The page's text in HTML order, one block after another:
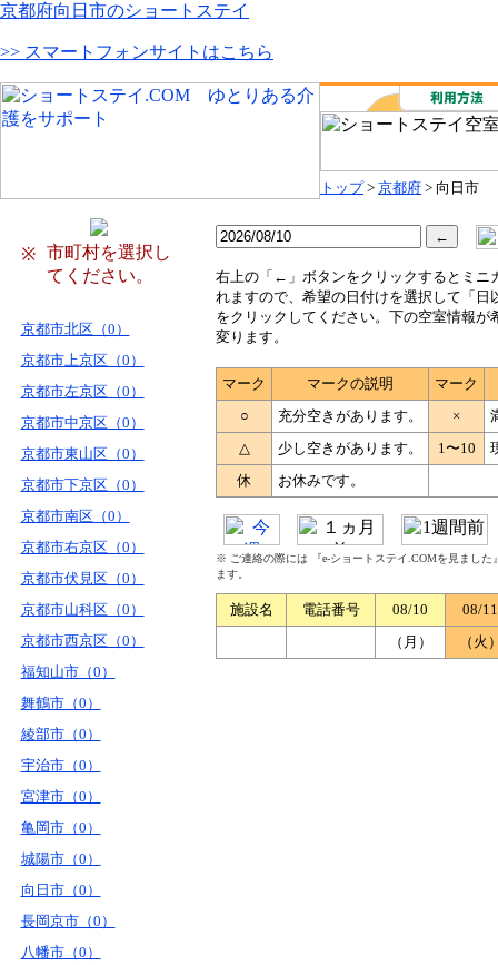
京都府向日市のショートステイ
>> スマートフォンサイトはこちら
トップ> 京都府 > 向日市
※
市町村を選択し
てください。
京都市北区（0）
京都市上京区（0）
京都市左京区（0）
京都市中京区（0）
京都市東山区（0）
京都市下京区（0）
京都市南区（0）
京都市右京区（0）
京都市伏見区（0）
京都市山科区（0）
京都市西京区（0）
福知山市（0）
舞鶴市（0）
綾部市（0）
宇治市（0）
宮津市（0）
亀岡市（0）
城陽市（0）
向日市（0）
長岡京市（0）
八幡市（0）
右上の「←」ボタンをクリックするとミニ
れますので、希望の日付けを選択して「日
をクリックしてください。下の空室情報が
変ります。
マーク マークの説明
マーク
○
充分空きがあります。 ×
△
少し空きがあります。 1〜10
休
お休みです。
※ ご連絡の際には 『e-ショートステイ.COMを見まし
ます。
施設名 電話番号 08/10
08/11
（月）
（火